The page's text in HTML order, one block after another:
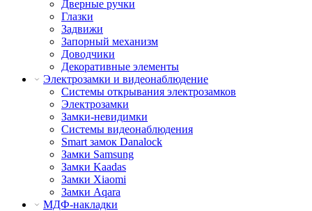
Дверные ручки
Глазки
Задвижи
Запорный механизм
Доводчики
Декоративные элементы
Электрозамки и видеонаблюдение
Системы открывания электрозамков
Электрозамки
Замки-невидимки
Системы видеонаблюдения
Smart замок Danalock
Замки Samsung
Замки Kaadas
Замки Xiaomi
Замки Aqara
МДФ-накладки